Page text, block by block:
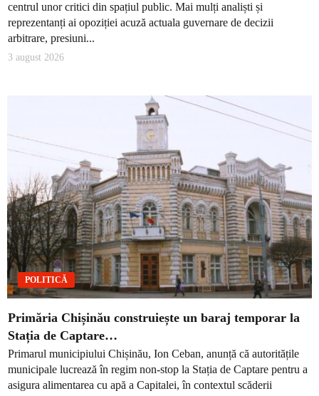
centrul unor critici din spațiul public. Mai mulți analiști și
reprezentanți ai opoziției acuză actuala guvernare de decizii
arbitrare, presiuni...
3 august 2026
POLITICĂ
Primăria Chișinău construiește un baraj temporar la
Stația de Captare…
Primarul municipiului Chișinău, Ion Ceban, anunță că autoritățile
municipale lucrează în regim non-stop la Stația de Captare pentru a
asigura alimentarea cu apă a Capitalei, în contextul scăderii